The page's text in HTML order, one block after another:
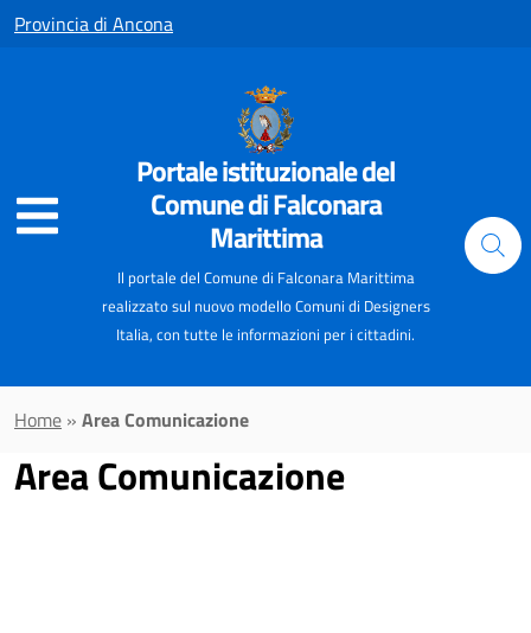
al contenuto principale
Provincia di Ancona
Portale istituzionale del
Comune di Falconara
Marittima
Il portale del Comune di Falconara Marittima
realizzato sul nuovo modello Comuni di Designers
Italia, con tutte le informazioni per i cittadini.
Home » Area Comunicazione
Area Comunicazione